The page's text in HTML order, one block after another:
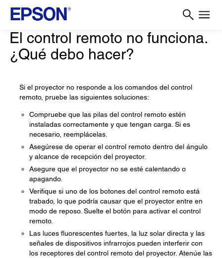
El control remoto no funciona.
¿Qué debo hacer?
Si el proyector no responde a los comandos del control
remoto, pruebe las siguientes soluciones:
Compruebe que las pilas del control remoto estén
instaladas correctamente y que tengan carga. Si es
necesario, reemplácelas.
Asegúrese de operar el control remoto dentro del ángulo
y alcance de recepción del proyector.
Asegure que el proyector no se esté calentando o
apagando.
Verifique si uno de los botones del control remoto está
trabado, lo que podría causar que el proyector entre en
modo de reposo. Suelte el botón para activar el control
remoto.
Las luces fluorescentes fuertes, la luz solar directa y las
señales de dispositivos infrarrojos pueden interferir con
los receptores del control remoto del proyector. Atenúe las